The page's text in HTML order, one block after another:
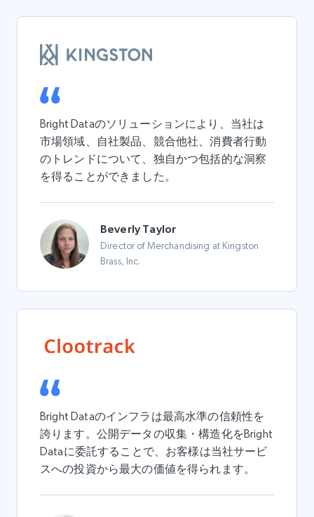
Bright Dataのソリューションにより、当社は
市場領域、自社製品、競合他社、消費者行動
のトレンドについて、独自かつ包括的な洞察
を得ることができました。
Beverly Taylor
Director of Merchandising at Kingston
Brass, Inc.
Bright Dataのインフラは最高水準の信頼性を
誇ります。公開データの収集・構造化をBright
Dataに委託することで、お客様は当社サービ
スへの投資から最大の価値を得られます。